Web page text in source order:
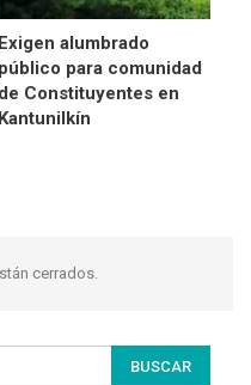
Exigen alumbrado
público para comunidad
de Constituyentes en
Kantunilkín
cerrados.